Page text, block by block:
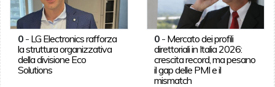
0- LG Electronics rafforza
la struttura organizzativa
della divisione Eco
Solutions
0 - Mercato dei profili
direttoriali in Italia 2026:
crescita record, ma pesano
il gap delle PMI e il
mismatch